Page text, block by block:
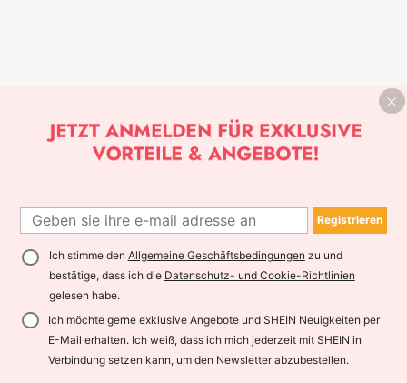
Registrieren
Ich stimme den Allgemeine Geschäftsbedingungen zu und
bestätige, dass ich die Datenschutz- und Cookie-Richtlinien
gelesen habe.
Ich möchte gerne exklusive Angebote und SHEIN Neuigkeiten per
E-Mail erhalten. Ich weiß, dass ich mich jederzeit mit SHEIN in
Verbindung setzen kann, um den Newsletter abzubestellen.